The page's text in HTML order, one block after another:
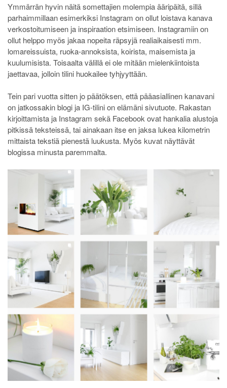
Ymmärrän hyvin näitä somettajien molempia ääripäitä, sillä
parhaimmillaan esimerkiksi Instagram on ollut loistava kanava
verkostoitumiseen ja inspiraation etsimiseen. Instagramiin on
ollut helppo myös jakaa nopeita räpsyjä realiaikaisesti mm.
lomareissuista, ruoka-annoksista, koirista, maisemista ja
kuulumisista. Toisaalta välillä ei ole mitään mielenkiintoista
jaettavaa, jolloin tilini huokailee tyhjyyttään.
Tein pari vuotta sitten jo päätöksen, että pääasiallinen kanavani
on jatkossakin blogi ja IG-tilini on elämäni sivutuote. Rakastan
kirjoittamista ja Instagram sekä Facebook ovat hankalia alustoja
pitkissä teksteissä, tai ainakaan itse en jaksa lukea kilometrin
mittaista tekstiä pienestä luukusta. Myös kuvat näyttävät
blogissa minusta paremmalta.